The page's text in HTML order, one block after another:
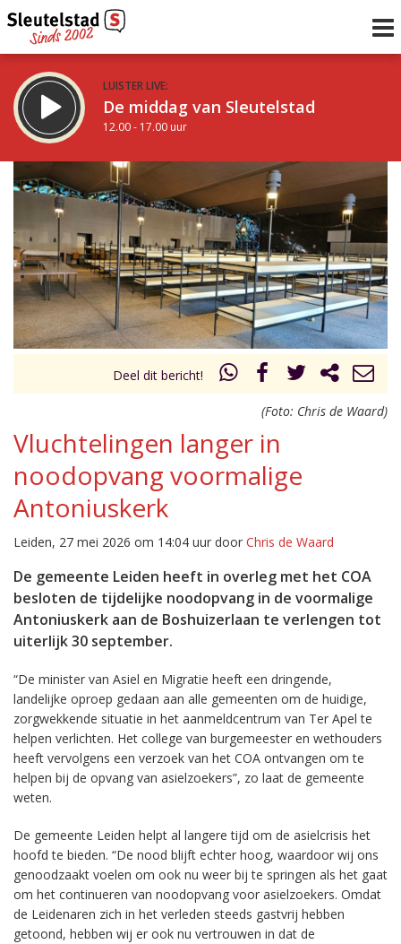
LUISTER LIVE:
De middag van Sleutelstad
12.00 - 17.00 uur
STRAKS:
Sleutelstad 30
17.00 - 19.00 uur
Vorig uur
uur 1 van 0 Volgend uur
Inklappen
Deel dit bericht!
(Foto: Chris de Waard)
Vluchtelingen langer in
noodopvang voormalige
Antoniuskerk
Leiden, 27 mei 2026 om 14:04 uur door Chris de Waard
De gemeente Leiden heeft in overleg met het COA
besloten de tijdelijke noodopvang in de voormalige
Antoniuskerk aan de Boshuizerlaan te verlengen tot
uiterlijk 30 september.
“De minister van Asiel en Migratie heeft een dringende,
landelijke oproep gedaan aan alle gemeenten om de huidige,
zorgwekkende situatie in het aanmeldcentrum van Ter Apel te
helpen verlichten. Het college van burgemeester en wethouders
heeft vervolgens een verzoek van het COA ontvangen om te
helpen bij de opvang van asielzoekers”, zo laat de gemeente
weten.
De gemeente Leiden helpt al langere tijd om de asielcrisis het
hoofd te bieden. “De nood blijft echter hoog, waardoor wij ons
genoodzaakt voelen om ook nu weer bij te springen als het gaat
om het continueren van noodopvang voor asielzoekers. Omdat
de Leidenaren zich in het verleden steeds gastvrij hebben
getoond, hebben wij er ook nu vertrouwen in dat de